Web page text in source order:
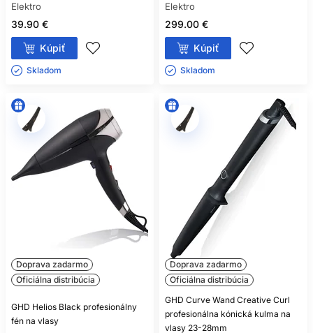
Elektro
39.90 €
Kúpiť
Skladom ㅤ
Elektro
299.00 €
Kúpiť
Skladom ㅤ
Doprava zadarmo
Oficiálna distribúcia
GHD Helios Black profesionálny
fén na vlasy
Doprava zadarmo
Oficiálna distribúcia
GHD Curve Wand Creative Curl
profesionálna kónická kulma na
vlasy 23-28mm